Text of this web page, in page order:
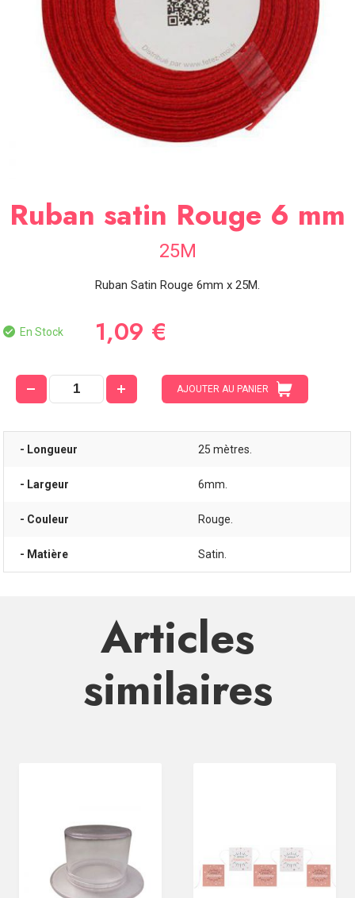
SOIRÉE
OCCASIONS
SPÉCIALES
Ruban satin Rouge 6 mm
25M
Ruban Satin Rouge 6mm x 25M.
En Stock 1,09 €
AJOUTER AU PANIER
- Longueur 25 mètres.
- Largeur 6mm.
- Couleur Rouge.
- Matière Satin.
Articles
similaires